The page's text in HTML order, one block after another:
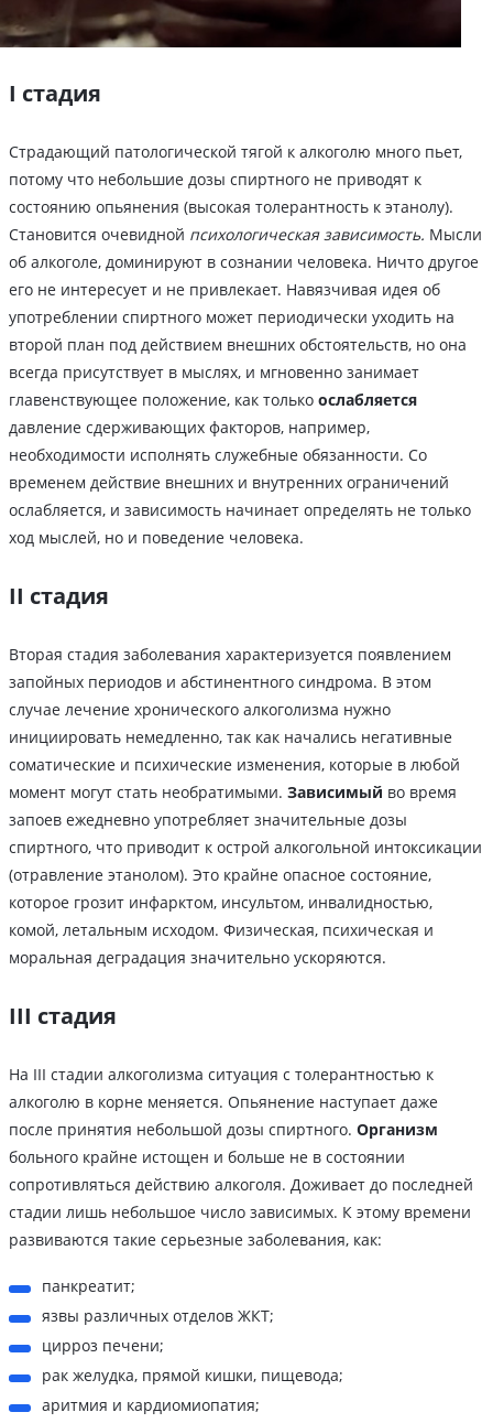
I стадия
Страдающий патологической тягой к алкоголю много пьет,
потому что небольшие дозы спиртного не приводят к
состоянию опьянения (высокая толерантность к этанолу).
Становится очевидной психологическая зависимость. Мысли
об алкоголе, доминируют в сознании человека. Ничто другое
его не интересует и не привлекает. Навязчивая идея об
употреблении спиртного может периодически уходить на
второй план под действием внешних обстоятельств, но она
всегда присутствует в мыслях, и мгновенно занимает
главенствующее положение, как только ослабляется
давление сдерживающих факторов, например,
необходимости исполнять служебные обязанности. Со
временем действие внешних и внутренних ограничений
ослабляется, и зависимость начинает определять не только
ход мыслей, но и поведение человека.
II стадия
Вторая стадия заболевания характеризуется появлением
запойных периодов и абстинентного синдрома. В этом
случае лечение хронического алкоголизма нужно
инициировать немедленно, так как начались негативные
соматические и психические изменения, которые в любой
момент могут стать необратимыми. Зависимый во время
запоев ежедневно употребляет значительные дозы
спиртного, что приводит к острой алкогольной интоксикации
(отравление этанолом). Это крайне опасное состояние,
которое грозит инфарктом, инсультом, инвалидностью,
комой, летальным исходом. Физическая, психическая и
моральная деградация значительно ускоряются.
III стадия
На III стадии алкоголизма ситуация с толерантностью к
алкоголю в корне меняется. Опьянение наступает даже
после принятия небольшой дозы спиртного. Организм
больного крайне истощен и больше не в состоянии
сопротивляться действию алкоголя. Доживает до последней
стадии лишь небольшое число зависимых. К этому времени
развиваются такие серьезные заболевания, как:
панкреатит;
язвы различных отделов ЖКТ;
цирроз печени;
рак желудка, прямой кишки, пищевода;
аритмия и кардиомиопатия;